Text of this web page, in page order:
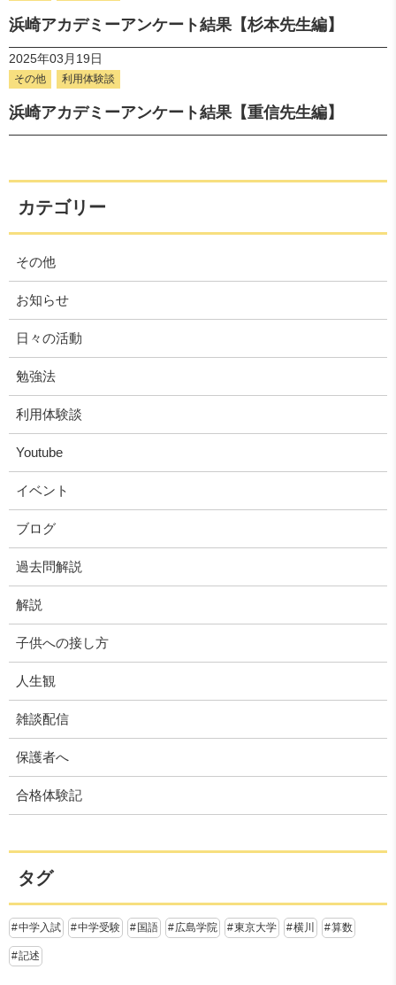
浜崎アカデミーアンケート結果【杉本先生編】
2025年03月19日
その他 利用体験談
浜崎アカデミーアンケート結果【重信先生編】
カテゴリー
その他
お知らせ
日々の活動
勉強法
利用体験談
Youtube
イベント
ブログ
過去問解説
解説
子供への接し方
人生観
雑談配信
保護者へ
合格体験記
タグ
中学入試 中学受験 国語 広島学院 東京大学 横川 算数
記述